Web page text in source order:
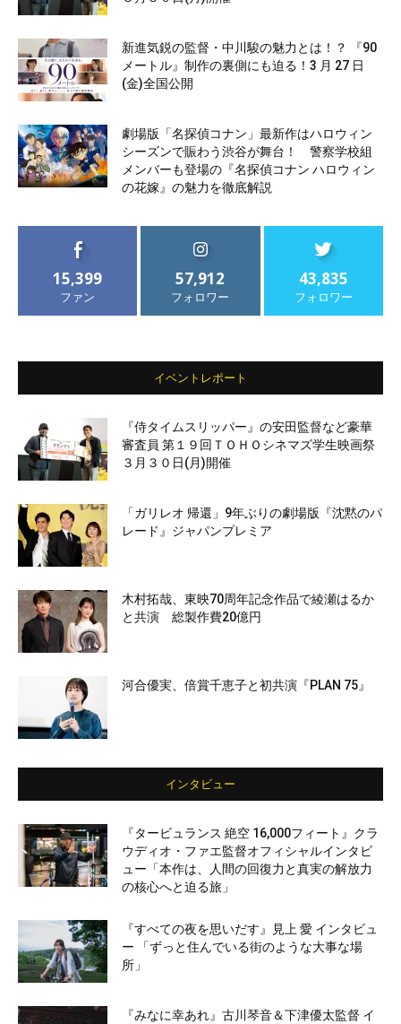
新進気鋭の監督・中川駿の魅力とは！？ 『90
メートル』制作の裏側にも迫る！3 月 27 日
(金)全国公開
劇場版「名探偵コナン」最新作はハロウィン
シーズンで賑わう渋谷が舞台！ 警察学校組
メンバーも登場の『名探偵コナン ハロウィン
の花嫁』の魅力を徹底解説
15,399
ファン
57,912
フォロワー
43,835
フォロワー
イベントレポート
『侍タイムスリッパー』の安田監督など豪華
審査員 第１９回ＴＯＨＯシネマズ学生映画祭
３月３０日(月)開催
「ガリレオ 帰還」9年ぶりの劇場版『沈黙のパ
レード』ジャパンプレミア
木村拓哉、東映70周年記念作品で綾瀬はるか
と共演 総製作費20億円
河合優実、倍賞千恵子と初共演『PLAN 75』
インタビュー
『タービュランス 絶空 16,000フィート』クラ
ウディオ・ファエ監督オフィシャルインタビ
ュー「本作は、人間の回復力と真実の解放力
の核心へと迫る旅」
『すべての夜を思いだす』見上 愛 インタビュ
ー 「ずっと住んでいる街のような大事な場
所」
『みなに幸あれ』古川琴音＆下津優太監督 イ